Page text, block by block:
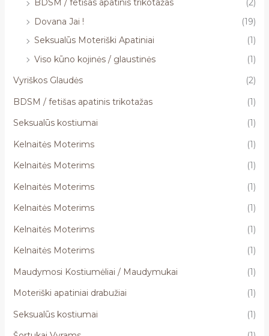
BDSM / fetišas apatinis trikotažas
(2)
Dovana Jai !
(19)
Seksualūs Moteriški Apatiniai
(1)
Viso kūno kojinės / glaustinės
(1)
Vyriškos Glaudės
(2)
BDSM / fetišas apatinis trikotažas
(1)
Seksualūs kostiumai
(1)
Kelnaitės Moterims
(1)
Kelnaitės Moterims
(1)
Kelnaitės Moterims
(1)
Kelnaitės Moterims
(1)
Kelnaitės Moterims
(1)
Kelnaitės Moterims
(1)
Maudymosi Kostiumėliai / Maudymukai
(1)
Moteriški apatiniai drabužiai
(1)
Seksualūs kostiumai
(1)